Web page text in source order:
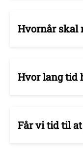
Hvornår skal
Hvor lang tid
Får vi tid til